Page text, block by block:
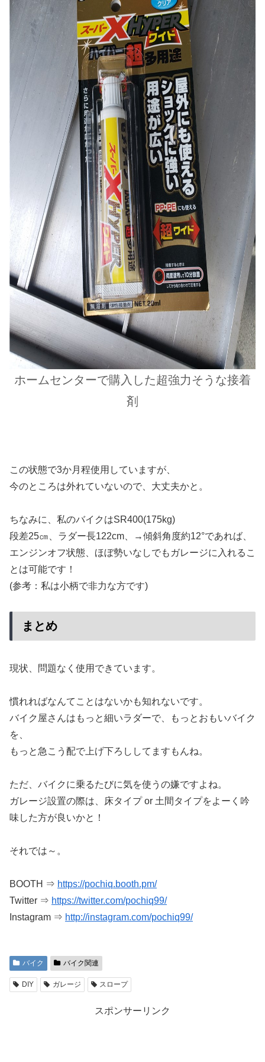
ホームセンターで購入した超強力そうな接着
剤
この状態で3か月程使用していますが、
今のところは外れていないので、大丈夫かと。
ちなみに、私のバイクはSR400(175kg)
段差25㎝、ラダー長122cm、→傾斜角度約12°であれば、
エンジンオフ状態、ほぼ勢いなしでもガレージに入れるこ
とは可能です！
(参考：私は小柄で非力な方です)
まとめ
現状、問題なく使用できています。
慣れればなんてことはないかも知れないです。
バイク屋さんはもっと細いラダーで、もっとおもいバイク
を、
もっと急こう配で上げ下ろししてますもんね。
ただ、バイクに乗るたびに気を使うの嫌ですよね。
ガレージ設置の際は、床タイプ or 土間タイプをよーく吟
味した方が良いかと！
それでは～。
BOOTH ⇒ https://pochiq.booth.pm/
Twitter ⇒ https://twitter.com/pochiq99/
Instagram ⇒ http://instagram.com/pochiq99/
バイク バイク関連
DIY ガレージ スロープ
スポンサーリンク